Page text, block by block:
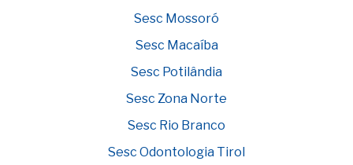
Sesc Mossoró
Sesc Macaíba
Sesc Potilândia
Sesc Zona Norte
Sesc Rio Branco
Sesc Odontologia Tirol